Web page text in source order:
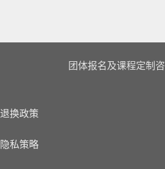
团体报名及课程定制
退换政策
隐私策略